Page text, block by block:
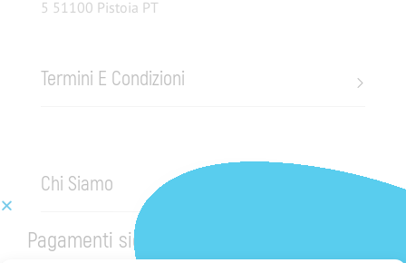
5 51100 Pistoia PT
Termini E Condizioni
Chi Siamo
Pagamenti sicuri